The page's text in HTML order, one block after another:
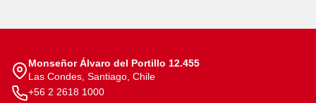
Monseñor Álvaro del Portillo 12.455
Las Condes, Santiago, Chile
+56 2 2618 1000